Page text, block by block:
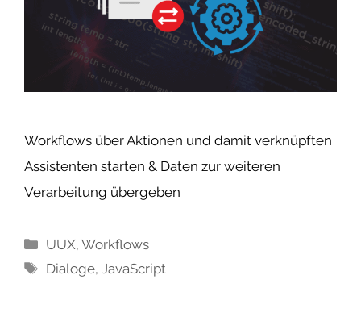
Workflows über Aktionen und damit verknüpften
Assistenten starten & Daten zur weiteren
Verarbeitung übergeben
Kategorien
UUX,Workflows
Schlagwörter
Dialoge,JavaScript